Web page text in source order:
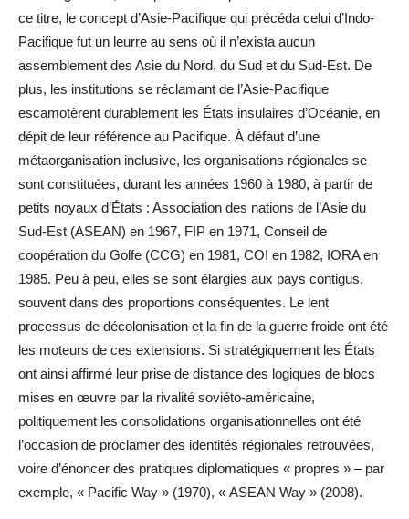
ce titre, le concept d’Asie-Pacifique qui précéda celui d’Indo-
Pacifique fut un leurre au sens où il n’exista aucun
assemblement des Asie du Nord, du Sud et du Sud-Est. De
plus, les institutions se réclamant de l’Asie-Pacifique
escamotèrent durablement les États insulaires d’Océanie, en
dépit de leur référence au Pacifique. À défaut d’une
métaorganisation inclusive, les organisations régionales se
sont constituées, durant les années 1960 à 1980, à partir de
petits noyaux d’États : Association des nations de l’Asie du
Sud-Est (ASEAN) en 1967, FIP en 1971, Conseil de
coopération du Golfe (CCG) en 1981, COI en 1982, IORA en
1985. Peu à peu, elles se sont élargies aux pays contigus,
souvent dans des proportions conséquentes. Le lent
processus de décolonisation et la fin de la guerre froide ont été
les moteurs de ces extensions. Si stratégiquement les États
ont ainsi affirmé leur prise de distance des logiques de blocs
mises en œuvre par la rivalité soviéto-américaine,
politiquement les consolidations organisationnelles ont été
l’occasion de proclamer des identités régionales retrouvées,
voire d’énoncer des pratiques diplomatiques « propres » – par
exemple, « Pacific Way » (1970), « ASEAN Way » (2008).